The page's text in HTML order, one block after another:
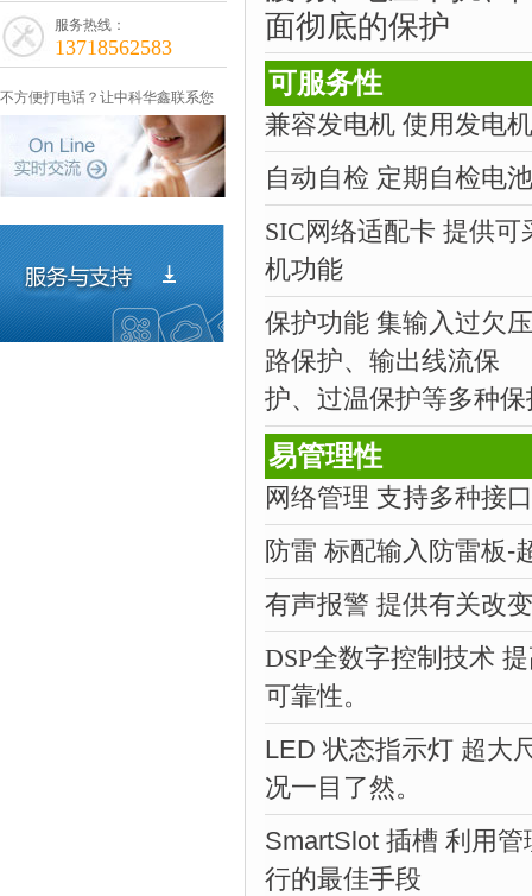
服务热线：
13718562583
不方便打电话？让中科华鑫联系您
面彻底的保护
可服务性
兼容发电机 使用发电
自动自检 定期自检电
SIC网络适配卡 提供可
机功能
保护功能 集输入过欠
路保护、输出线流保
护、过温保护等多种
易管理性
网络管理 支持多种接
防雷 标配输入防雷板-
有声报警 提供有关改
DSP全数字控制技术
可靠性。
LED 状态指示灯 超大
况一目了然。
SmartSlot 插槽 利用
行的最佳手段